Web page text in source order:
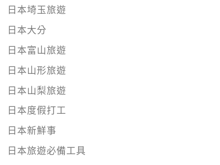
日本埼玉旅遊
日本大分
日本富山旅遊
日本山形旅遊
日本山梨旅遊
日本度假打工
日本新鮮事
日本旅遊必備工具